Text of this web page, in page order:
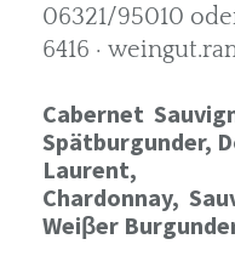
06321/95010
6416 ·
Cabernet
Spätburgunder,
Laurent,
Chardonnay,
Weiβer